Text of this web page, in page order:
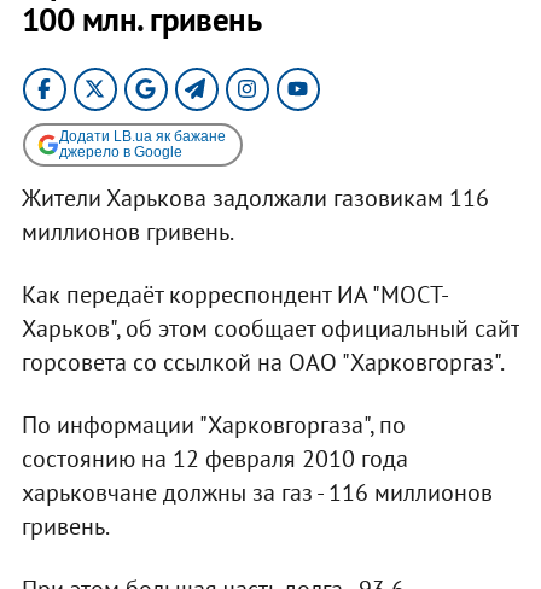
100 млн. гривень
Додати LB.ua як бажане
джерело в Google
Жители Харькова задолжали газовикам 116
миллионов гривень.
Как передаёт корреспондент ИА "МОСТ-
Харьков", об этом сообщает официальный сайт
горсовета со ссылкой на ОАО "Харковгоргаз".
По информации "Харковгоргаза", по
состоянию на 12 февраля 2010 года
харьковчане должны за газ - 116 миллионов
гривень.